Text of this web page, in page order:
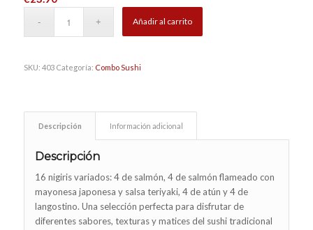
Añadir al carrito
SKU: 403 Categoría: Combo Sushi
Descripción Información adicional
Descripción
16 nigiris variados: 4 de salmón, 4 de salmón flameado con
mayonesa japonesa y salsa teriyaki, 4 de atún y 4 de
langostino. Una selección perfecta para disfrutar de
diferentes sabores, texturas y matices del sushi tradicional